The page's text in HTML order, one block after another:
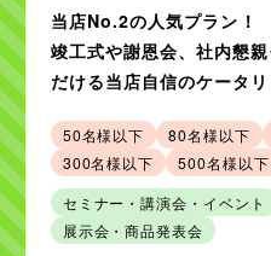
500名様以下
利用シー
セミナー・講演会
イベント
社内懇親会・
記念式典
当店No.2の人気プラン！
竣工式や謝恩会、社内懇
だける当店自信のケータリ
50名様以下 80名様以下
300名様以下
500名様以下
セミナー・講演会・イベント
展示会・商品発表会